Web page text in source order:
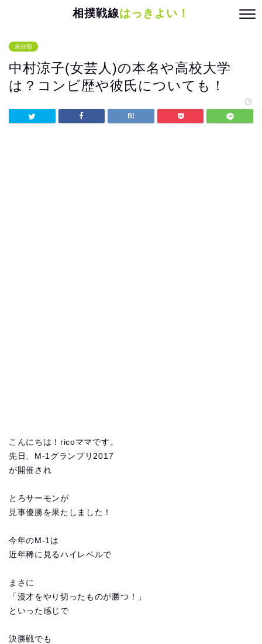
相撲戦線はっきよい！
未分類
中村涼子(女芸人)の本名や高校大学
は？コンビ歴や彼氏についても！
こんにちは！ricoママです。
先日、M-1グランプリ2017
が開催され
とろサーモンが
見事優勝を果たしました！
今年のM-1は
近年稀に見るハイレベルで
まさに
「漫才をやり切ったものが勝つ！」
といった感じで
決勝戦でも